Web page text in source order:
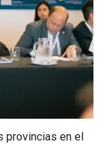
provincias en el